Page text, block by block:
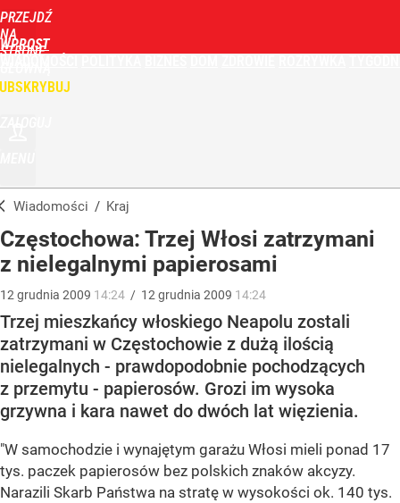
PRZEJDŹ
NA
STRONĘ
WPROST
Wiadomości / Kraj
Częstochowa: Trzej Włosi zatrzymani
z nielegalnymi papierosami
12 grudnia 2009 14:24 / 12 grudnia 2009 14:24
Trzej mieszkańcy włoskiego Neapolu zostali
zatrzymani w Częstochowie z dużą ilością
nielegalnych - prawdopodobnie pochodzących
z przemytu - papierosów. Grozi im wysoka
grzywna i kara nawet do dwóch lat więzienia.
"W samochodzie i wynajętym garażu Włosi mieli ponad 17
tys. paczek papierosów bez polskich znaków akcyzy.
Narazili Skarb Państwa na stratę w wysokości ok. 140 tys.